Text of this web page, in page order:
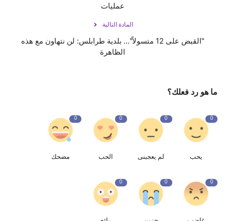
عمليات
المادة التالية
"القبض على 12 متسولاً"... بلدية طرابلس: لن نتهاون مع هذه
الظاهرة
ما هو رد فعلك؟
0
يحب
0
لم يعجبنى
0
الحب
0
مضحك
0
0
0